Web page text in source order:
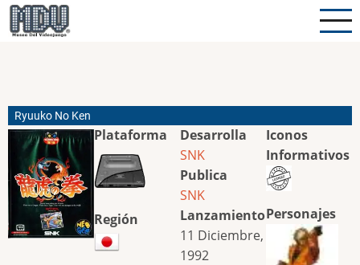
Pasar
al
Ryuuko No Ken
Plataforma
Región
Desarrolla
SNK
Publica
SNK
Lanzamiento
11 Diciembre,
1992
Iconos
Informativos
Personajes